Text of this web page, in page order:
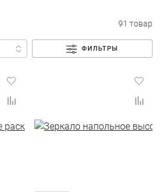
91 товар
ФИЛЬТРЫ